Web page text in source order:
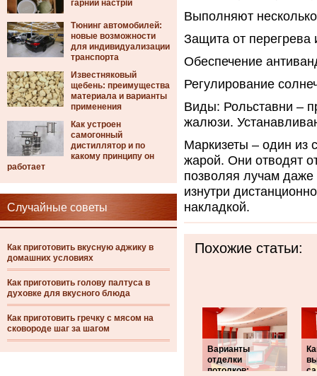
гарний настрій
Тюнинг автомобилей:
новые возможности
для индивидуализации
транспорта
Известняковый
щебень: преимущества
материала и варианты
применения
Как устроен
самогонный
дистиллятор и по
какому принципу он
работает
Случайные советы
Как приготовить вкусную аджику в
домашних условиях
Как приготовить голову палтуса в
духовке для вкусного блюда
Как приготовить гречку с мясом на
сковороде шаг за шагом
Выполняют
Защита от
Обеспечение
Регулирование
Виды: Рольставни –
жалюзи.
Маркизеты – один из
жарой. Они отводят
позволяя лучам даже
изнутри
накладкой.
Похожие статьи:
Варианты
отделки
потолков: